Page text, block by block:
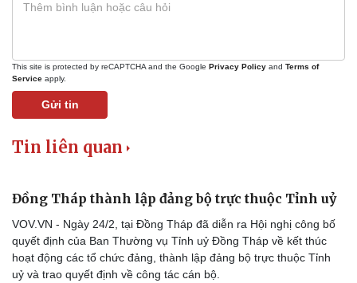
This site is protected by reCAPTCHA and the Google Privacy Policy and Terms of
Service apply.
Gửi tin
Tin liên quan
Đồng Tháp thành lập đảng bộ trực thuộc Tỉnh uỷ
VOV.VN - Ngày 24/2, tại Đồng Tháp đã diễn ra Hội nghị công bố
quyết định của Ban Thường vụ Tỉnh uỷ Đồng Tháp về kết thúc
hoạt động các tổ chức đảng, thành lập đảng bộ trực thuộc Tỉnh
uỷ và trao quyết định về công tác cán bộ.